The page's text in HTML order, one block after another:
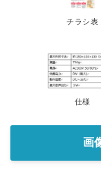
チラシ表
仕様
画